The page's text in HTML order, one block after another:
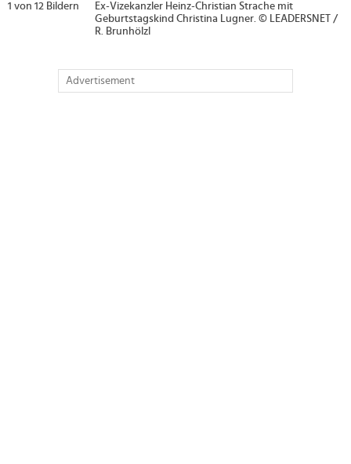
2 von 12 Bildern
Geburtstagskind Christina Lugner
Martha (l.) und Sängerin Jazz Gitti. ©
Advertisement